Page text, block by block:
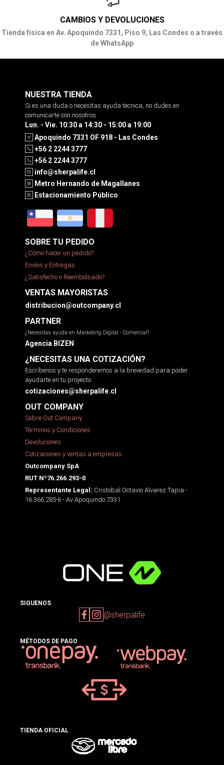
CAMBIOS Y DEVOLUCIONES
Tienda física en Av. Apoquindo 7331, Piso 9, Las Condes o a través
de WhatsApp
NUESTRA TIENDA
Si es una duda o necesitas ayuda tecnica, no dudes en
comunicarte con nosotros
Lun. - Vie. 10:30 a 14:30 - 15:00 a 19:00
Apoquindo 7331 OF 918 - Las Condes
+56 2 2244 3777
+56 2 2244 3777
info@sherpalife.cl
Metro Hernando de Magallanes
Estacionamiento Público
SOBRE TU PEDIDO
¿Cómo hacer un pedido?
Envíos y Entregas
¿Satisfecho o Reembolsado?
VENTAS MAYORISTAS
distribucion@outcompany.cl
PARTNER
¿Necesitas ayuda en Marketing Digital - Comercial?
Agencia BIZEN
¿NECESITAS UNA COTIZACIÓN?
Escríbenos y te responderemos a la brevedad para poder
ayudarte en tu proyecto.
cotizaciones@sherpalife.cl
OUT COMPANY
Sobre Out Company
Términos y Condiciones
Devoluciones
Cotizaciones y ventas a empresas
Outcompany SpA
RUT Nº76.266.293-0
Representante Legal: Cristobal Octavio Alvarez Tapia -
16.366.285-k - Av Apoquindo 7331
SIGUENOS
@sherpalife
MÉTODOS DE PAGO
TIENDA OFICIAL